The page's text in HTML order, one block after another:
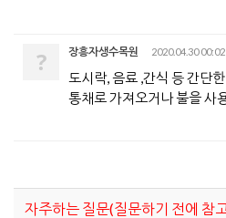
? 장흥자생수목원 2020.04.30 00:02
도시락, 음료 ,간식 등 간단
통채로 가져오거나 불을 사
자주하는 질문(질문하기 전에 참